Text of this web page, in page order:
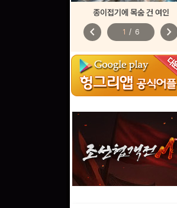
종이접기에 목숨 건 여인
chevron_left 1 / 6 chevron_right